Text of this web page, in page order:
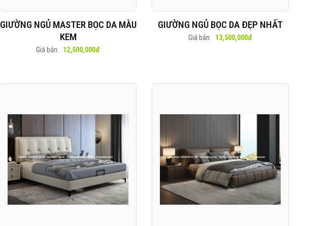
GIƯỜNG NGỦ MASTER BỌC DA MÀU
KEM
Giá bán: 12,500,000đ
GIƯỜNG NGỦ BỌC DA ĐẸP NHẤT
Giá bán: 13,500,000đ